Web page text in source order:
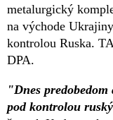
metalurgický
na východe
kontrolou Ruska.
DPA.
"Dnes
pod kontrolou